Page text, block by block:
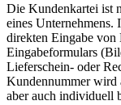
Die Kundenkartei ist
eines
direkten Eingabe von
Eingabeformulars
Lieferschein- oder
Kundennummer wird
aber auch individuell